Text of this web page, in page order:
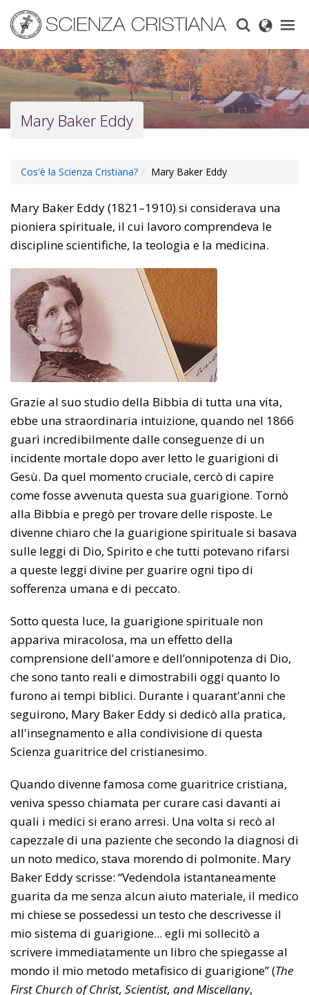
main
content
Mary Baker Eddy
Cos'è la Scienza Cristiana? Mary Baker Eddy
Mary Baker Eddy (1821–1910) si considerava una
pioniera spirituale, il cui lavoro comprendeva le
discipline scientifiche, la teologia e la medicina.
Grazie al suo studio della Bibbia di tutta una vita,
ebbe una straordinaria intuizione, quando nel 1866
guarì incredibilmente dalle conseguenze di un
incidente mortale dopo aver letto le guarigioni di
Gesù. Da quel momento cruciale, cercò di capire
come fosse avvenuta questa sua guarigione. Tornò
alla Bibbia e pregò per trovare delle risposte. Le
divenne chiaro che la guarigione spirituale si basava
sulle leggi di Dio, Spirito e che tutti potevano rifarsi
a queste leggi divine per guarire ogni tipo di
sofferenza umana e di peccato.
Sotto questa luce, la guarigione spirituale non
appariva miracolosa, ma un effetto della
comprensione dell'amore e dell’onnipotenza di Dio,
che sono tanto reali e dimostrabili oggi quanto lo
furono ai tempi biblici. Durante i quarant'anni che
seguirono, Mary Baker Eddy si dedicò alla pratica,
all'insegnamento e alla condivisione di questa
Scienza guaritrice del cristianesimo.
Quando divenne famosa come guaritrice cristiana,
veniva spesso chiamata per curare casi davanti ai
quali i medici si erano arresi. Una volta si recò al
capezzale di una paziente che secondo la diagnosi di
un noto medico, stava morendo di polmonite. Mary
Baker Eddy scrisse: “Vedendola istantaneamente
guarita da me senza alcun aiuto materiale, il medico
mi chiese se possedessi un testo che descrivesse il
mio sistema di guarigione... egli mi sollecitò a
scrivere immediatamente un libro che spiegasse al
mondo il mio metodo metafisico di guarigione” (The
First Church of Christ, Scientist, and Miscellany,